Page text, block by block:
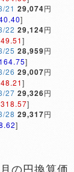
21 29,074円
]
22 29,124円
]
25 28,959円
]
26 29,007円
]
27 29,326円
]
28 29,317円
]
の円換算価